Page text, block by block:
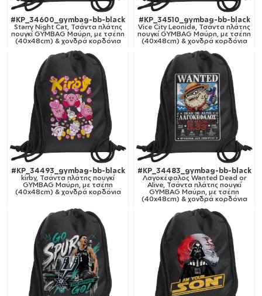
#KP_34600_gymbag-bb-black
Starry Night Cat, Τσάντα πλάτης
πουγκί GYMBAG Μαύρη, με τσέπη
(40x48cm) & χονδρά κορδόνια
#KP_34510_gymbag-bb-black
Vice City Leonida, Τσάντα πλάτης
πουγκί GYMBAG Μαύρη, με τσέπη
(40x48cm) & χονδρά κορδόνια
#KP_34493_gymbag-bb-black
kirby, Τσάντα πλάτης πουγκί
GYMBAG Μαύρη, με τσέπη
(40x48cm) & χονδρά κορδόνια
#KP_34483_gymbag-bb-black
Λαγοκέφαλος Wanted Dead or
Alive, Τσάντα πλάτης πουγκί
GYMBAG Μαύρη, με τσέπη
(40x48cm) & χονδρά κορδόνια